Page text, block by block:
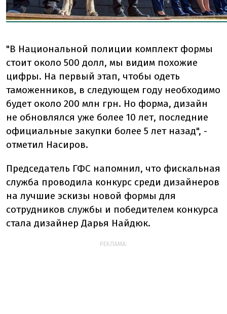
"В Национальной полиции комплект формы
стоит около 500 долл, мы видим похожие
цифры. На первый этап, чтобы одеть
таможенников, в следующем году необходимо
будет около 200 млн грн. Но форма, дизайн
не обновлялся уже более 10 лет, последние
официальные закупки более 5 лет назад", -
отметил Насиров.
Председатель ГФС напомнил, что фискальная
служба проводила конкурс среди дизайнеров
на лучшие эскизы новой формы для
сотрудников службы и победителем конкурса
стала дизайнер Дарья Найдюк.
РЕКЛАМА: